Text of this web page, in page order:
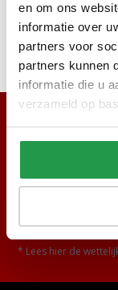
en om ons
informatie over
partners voor
partners kunnen
informatie die u
verzameld op
Reviews
Delen
* Lees hier de